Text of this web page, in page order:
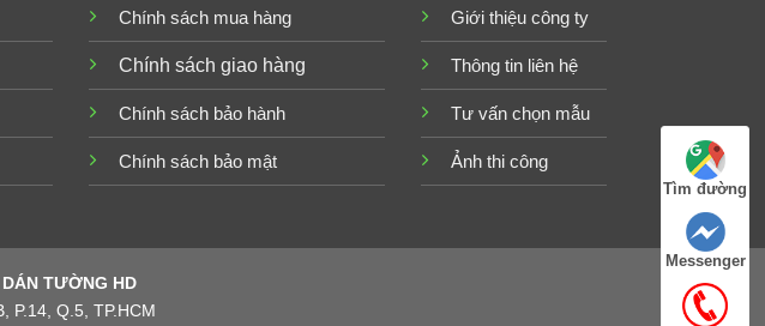
Chính sách mua hàng
Chính sách giao hàng
Chính sách bảo hành
Chính sách bảo mật
Giới thiệu công ty
Thông tin liên hệ
Tư vấn chọn mẫu
Ảnh thi công
TƯỜNG HD
P.14, Q.5, TP.HCM
Tìm đường
Messenger